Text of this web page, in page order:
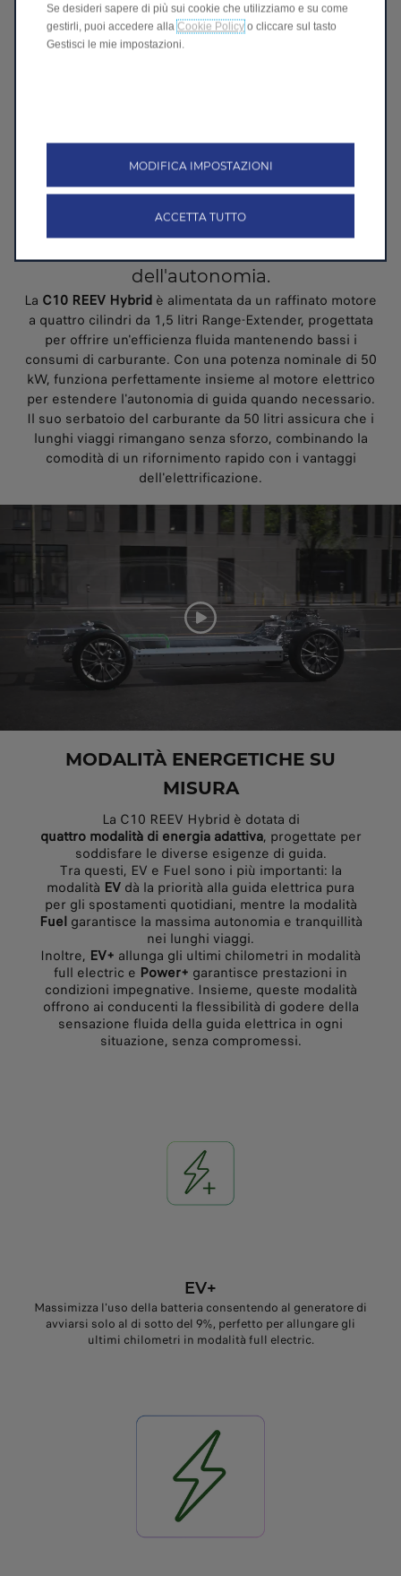
LA POTENZA INCONTRA L'EFFICIENZA
Il perfetto equilibrio tra innovazione
elettrica e sicurezza nell'estensione
dell'autonomia.
La C10 REEV Hybrid è alimentata da un raffinato motore
a quattro cilindri da 1,5 litri Range-Extender, progettata
per offrire un'efficienza fluida mantenendo bassi i
consumi di carburante. Con una potenza nominale di 50
kW, funziona perfettamente insieme al motore elettrico
per estendere l'autonomia di guida quando necessario.
Il suo serbatoio del carburante da 50 litri assicura che i
lunghi viaggi rimangano senza sforzo, combinando la
comodità di un rifornimento rapido con i vantaggi
dell'elettrificazione.
MODALITÀ ENERGETICHE SU
MISURA
La C10 REEV Hybrid è dotata di
quattro modalità di energia adattiva, progettate per
soddisfare le diverse esigenze di guida.
Tra questi, EV e Fuel sono i più importanti: la
modalità EV dà la priorità alla guida elettrica pura
per gli spostamenti quotidiani, mentre la modalità
Fuel garantisce la massima autonomia e tranquillità
nei lunghi viaggi.
Inoltre, EV+ allunga gli ultimi chilometri in modalità
full electric e Power+ garantisce prestazioni in
condizioni impegnative. Insieme, queste modalità
offrono ai conducenti la flessibilità di godere della
sensazione fluida della guida elettrica in ogni
situazione, senza compromessi.
EV+
Massimizza l'uso della batteria consentendo al generatore di
avviarsi solo al di sotto del 9%, perfetto per allungare gli
ultimi chilometri in modalità full electric.
Se desideri sapere di più sui cookie che utilizziamo e su come
gestirli, puoi accedere alla Cookie Policy o cliccare sul tasto
Gestisci le mie impostazioni.
MODIFICA IMPOSTAZIONI
ACCETTA TUTTO